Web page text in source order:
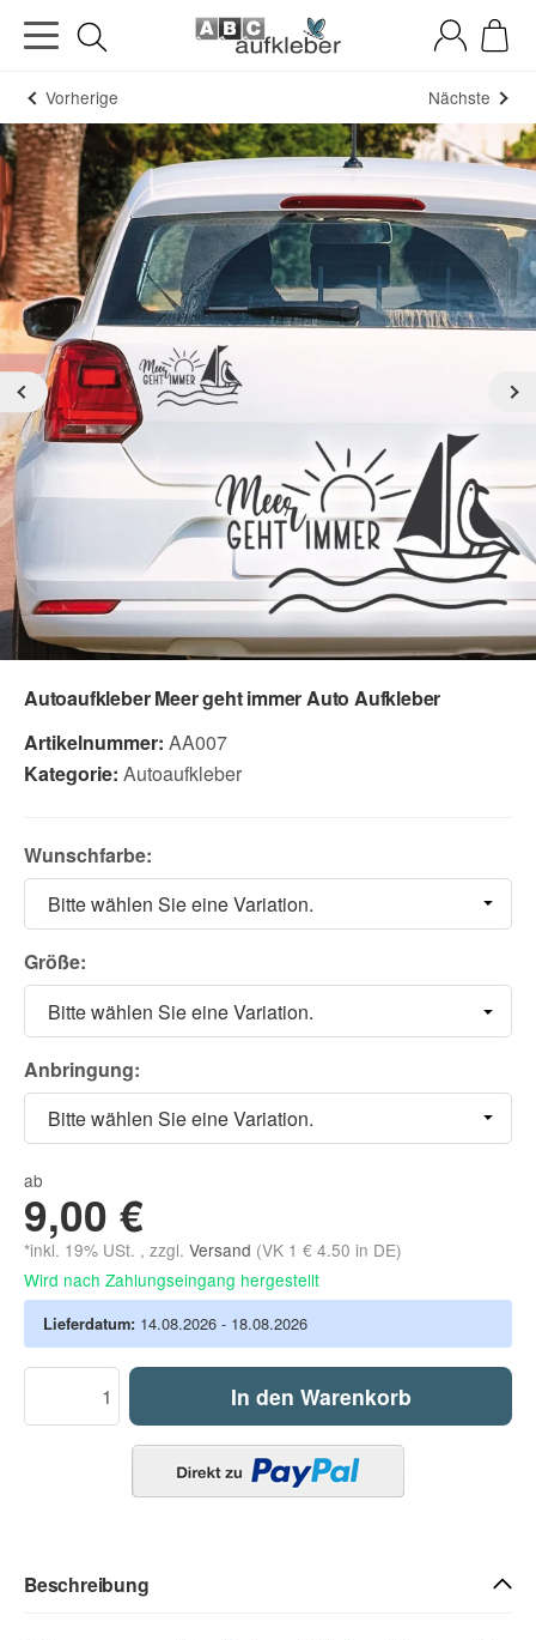
Vorherige Nächste
Autoaufkleber Meer geht immer Auto Aufkleber
Artikelnummer: AA007
Kategorie: Autoaufkleber
Wunschfarbe:
Bitte wählen Sie eine Variation.
Größe:
Bitte wählen Sie eine Variation.
Anbringung:
Bitte wählen Sie eine Variation.
ab
9,00 €
*inkl. 19% USt. , zzgl. Versand (VK 1 € 4.50 in DE)
Wird nach Zahlungseingang hergestellt
Lieferdatum: 14.08.2026 - 18.08.2026
In den Warenkorb
Beschreibung